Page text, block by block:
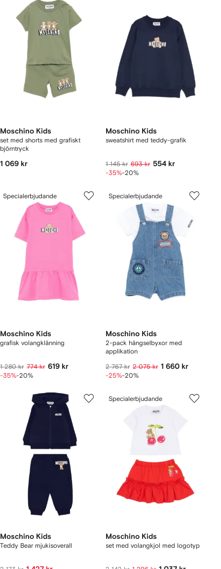
Moschino Kids
set med shorts med grafiskt
björntryck
1 069 kr
Moschino Kids
sweatshirt med teddy-grafik
1 145 kr 693 kr 554 kr
-35%-20%
Specialerbjudande
Moschino Kids
grafisk volangklänning
1 280 kr 774 kr 619 kr
-35%-20%
Specialerbjudande
Moschino Kids
2-pack hängselbyxor med
applikation
2 767 kr 2 075 kr 1 660 kr
-25%-20%
Moschino Kids
Teddy Bear mjukisoverall
Specialerbjudande
Moschino Kids
set med volangkjol med logotyp